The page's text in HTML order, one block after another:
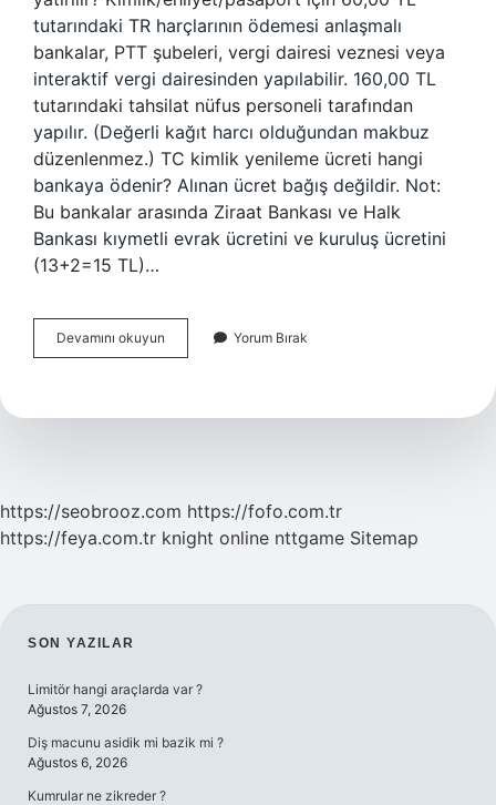
tutarındaki TR harçlarının ödemesi anlaşmalı
bankalar, PTT şubeleri, vergi dairesi veznesi veya
interaktif vergi dairesinden yapılabilir. 160,00 TL
tutarındaki tahsilat nüfus personeli tarafından
yapılır. (Değerli kağıt harcı olduğundan makbuz
düzenlenmez.) TC kimlik yenileme ücreti hangi
bankaya ödenir? Alınan ücret bağış değildir. Not:
Bu bankalar arasında Ziraat Bankası ve Halk
Bankası kıymetli evrak ücretini ve kuruluş ücretini
(13+2=15 TL)…
Devamını okuyun
Yeni
Nereye
Yorum Bırak
https://seobrooz.com https://fofo.com.tr
https://feya.com.tr knight online nttgame Sitemap
SIDEBAR
SON YAZILAR
Limitör hangi araçlarda var ?
Ağustos 7, 2026
Diş macunu asidik mi bazik mi ?
Ağustos 6, 2026
Kumrular ne zikreder ?